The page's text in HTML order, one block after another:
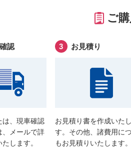
ご
認
は、現車確認
、メールで詳
します。
お見積り
お見積り書を作成いた
す。その他、諸費用に
もお見積りいたします。